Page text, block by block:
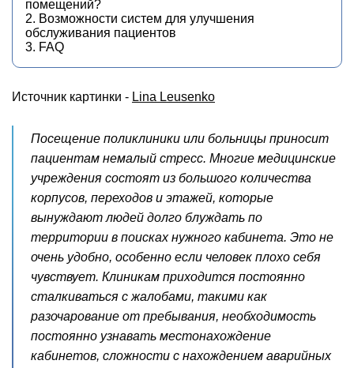
помещений?
2. Возможности систем для улучшения
обслуживания пациентов
3. FAQ
Источник картинки - Lina Leusenko
Посещение поликлиники или больницы приносит
пациентам немалый стресс. Многие медицинские
учреждения состоят из большого количества
корпусов, переходов и этажей, которые
вынуждают людей долго блуждать по
территории в поисках нужного кабинета. Это не
очень удобно, особенно если человек плохо себя
чувствует. Клиникам приходится постоянно
сталкиваться с жалобами, такими как
разочарование от пребывания, необходимость
постоянно узнавать местонахождение
кабинетов, сложности с нахождением аварийных